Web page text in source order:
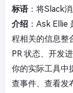
标语：将Slack
介绍 ：Ask Ellie
程相关的信息整
PR 状态、开发
你的实际工具中
查事件、查看发